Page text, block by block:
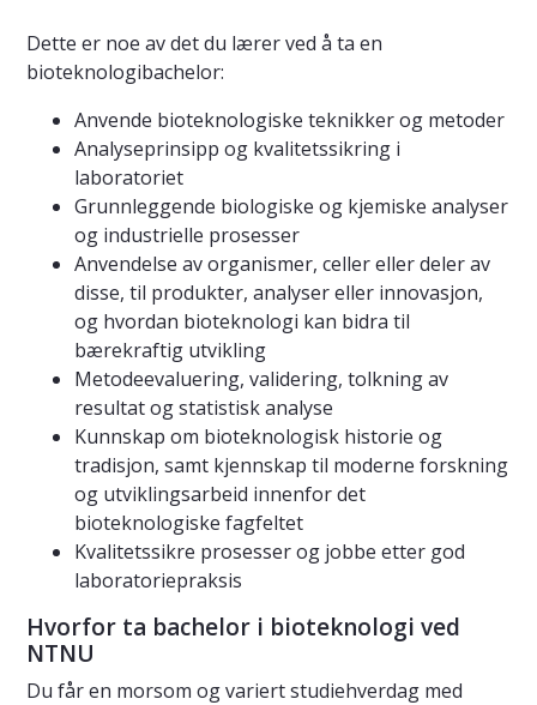
Dette er noe av det du lærer ved å ta en
bioteknologibachelor:
Anvende bioteknologiske teknikker og metoder
Analyseprinsipp og kvalitetssikring i
laboratoriet
Grunnleggende biologiske og kjemiske analyser
og industrielle prosesser
Anvendelse av organismer, celler eller deler av
disse, til produkter, analyser eller innovasjon,
og hvordan bioteknologi kan bidra til
bærekraftig utvikling
Metodeevaluering, validering, tolkning av
resultat og statistisk analyse
Kunnskap om bioteknologisk historie og
tradisjon, samt kjennskap til moderne forskning
og utviklingsarbeid innenfor det
bioteknologiske fagfeltet
Kvalitetssikre prosesser og jobbe etter god
laboratoriepraksis
Hvorfor ta bachelor i bioteknologi ved
NTNU
Du får en morsom og variert studiehverdag med